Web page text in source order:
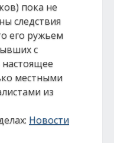
пока не
следствия
его ружьем
с
местными
из
Новости